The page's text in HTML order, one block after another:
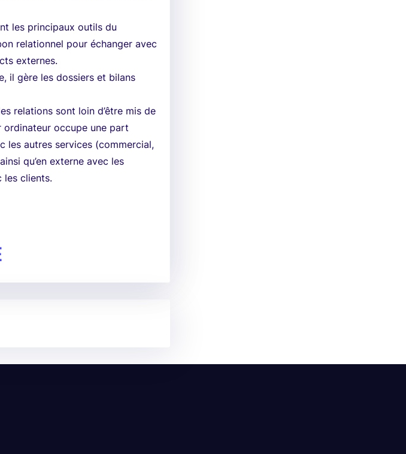
les principaux outils du
relationnel pour échanger avec
externes.
il gère les dossiers et bilans
relations sont loin d’être mis de
ordinateur occupe une part
les autres services (commercial,
qu’en externe avec les
les clients.